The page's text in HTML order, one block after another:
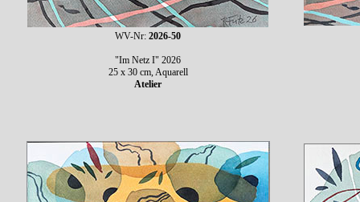
WV-Nr: 2026-50
"Im Netz I" 2026
25 x 30 cm, Aquarell
Atelier